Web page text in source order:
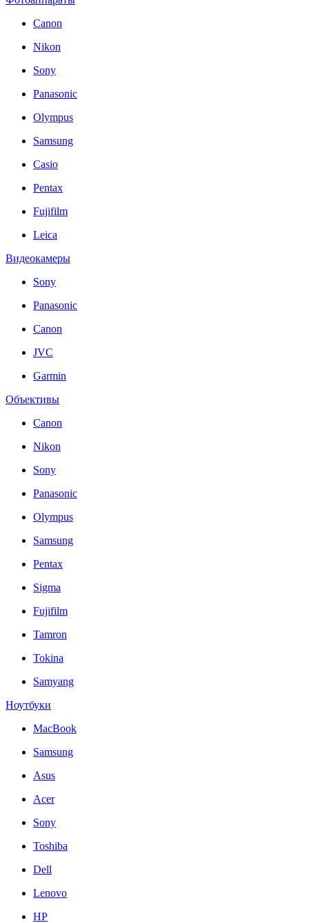
Canon
Nikon
Sony
Panasonic
Olympus
Samsung
Casio
Pentax
Fujifilm
Leica
Видеокамеры
Sony
Panasonic
Canon
JVC
Garmin
Объективы
Canon
Nikon
Sony
Panasonic
Olympus
Samsung
Pentax
Sigma
Fujifilm
Tamron
Tokina
Samyang
Ноутбуки
MacBook
Samsung
Asus
Acer
Sony
Toshiba
Dell
Lenovo
HP